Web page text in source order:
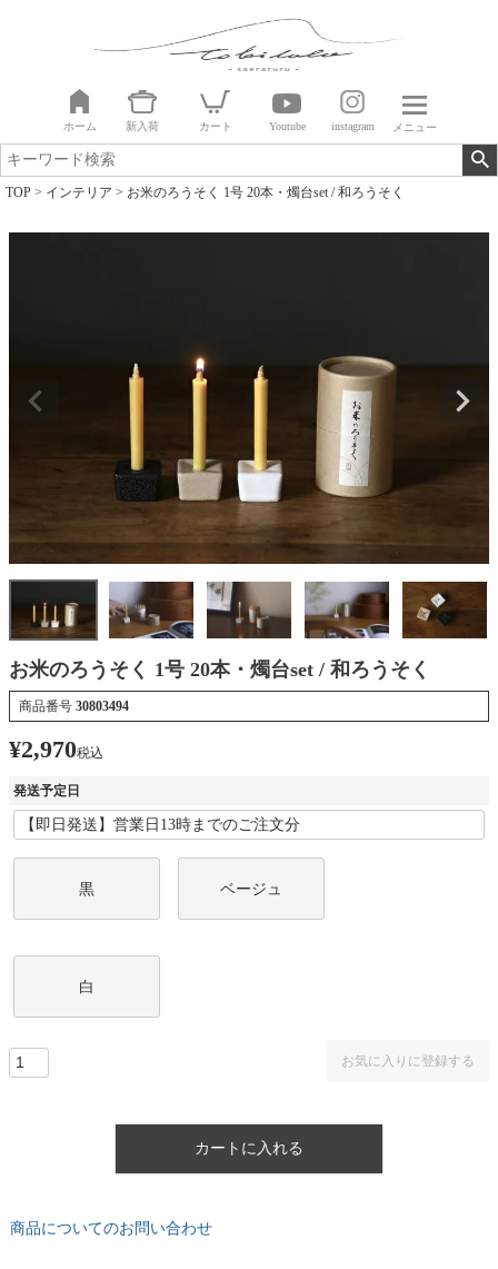
ホーム 新入荷 カート Youtube instagram メニュー
TOP インテリア お米のろうそく 1号 20本・燭台set / 和ろうそく
お米のろうそく 1号 20本・燭台set / 和ろうそく
商品番号 30803494
¥2,970税込
発送予定日
黒 ベージュ
白
お気に入りに登録する
カートに入れる
商品についてのお問い合わせ